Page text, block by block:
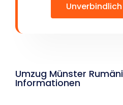
Umzug Münster
Informationen